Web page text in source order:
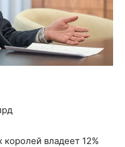
владеет 12%